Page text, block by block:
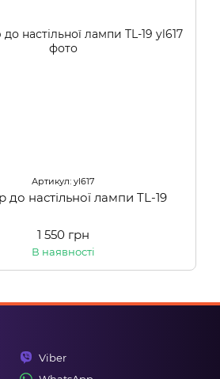
Артикул: yl617
до настільної лампи TL-19
1 550 грн
В наявності
Viber